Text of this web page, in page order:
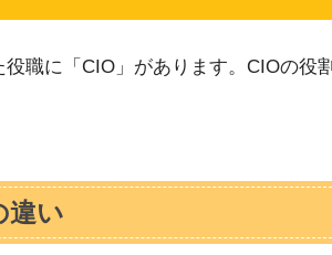
役職に「CIO」があります。CIOの役
違い